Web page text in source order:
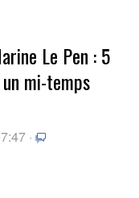
Le Pen : 5
mi-temps
·